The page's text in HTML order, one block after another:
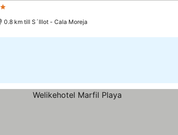
0.8 km till S´Illot - Cala Moreja